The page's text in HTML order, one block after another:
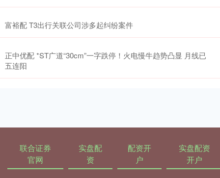
富裕配 T3出行关联公司涉多起纠纷案件
正中优配 *ST广道“30cm”一字跌停！火电慢牛趋势凸显 月线已
五连阳
联合证券
官网
实盘配
资
配资开
户
实盘配资
开户